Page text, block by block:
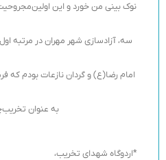
نوک بینی من خورد و این
امام رضا(ع) و گردان نازعات بودم که
به عنوان
*اردوگاه شهدای تخریب،